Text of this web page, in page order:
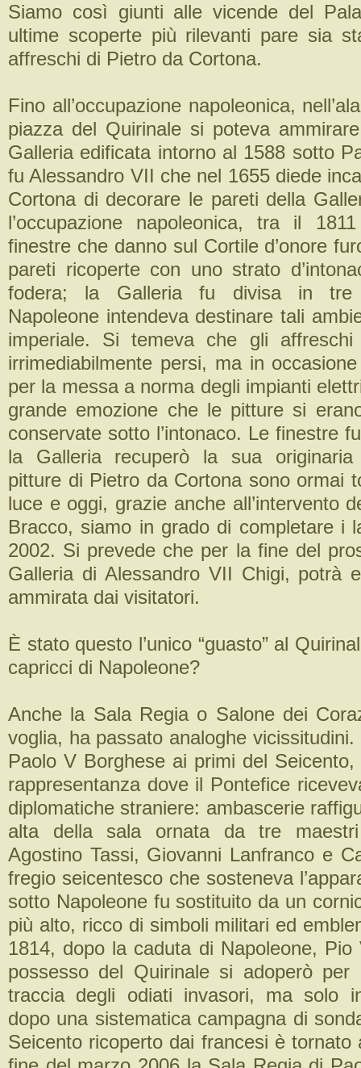
Siamo così giunti alle vicende del
ultime scoperte più rilevanti pare sia
affreschi di Pietro da Cortona.
Fino all’occupazione napoleonica,
piazza del Quirinale si poteva
Galleria edificata intorno al 1588 sotto
fu Alessandro VII che nel 1655 diede
Cortona di decorare le pareti della
l’occupazione napoleonica, tra il
finestre che danno sul Cortile d’onore
pareti ricoperte con uno strato
fodera; la Galleria fu divisa in tre
Napoleone intendeva destinare tali
imperiale. Si temeva che gli affreschi
irrimediabilmente persi, ma in
per la messa a norma degli impianti
grande emozione che le pitture si
conservate sotto l’intonaco. Le finestre
la Galleria recuperò la sua originaria
pitture di Pietro da Cortona sono ormai
luce e oggi, grazie anche all’intervento
Bracco, siamo in grado di completare i
2002. Si prevede che per la fine del
Galleria di Alessandro VII Chigi, potrà
ammirata dai visitatori.
È stato questo l’unico “guasto” al
capricci di Napoleone?
Anche la Sala Regia o Salone dei
voglia, ha passato analoghe
Paolo V Borghese ai primi del
rappresentanza dove il Pontefice
diplomatiche straniere: ambascerie
alta della sala ornata da tre
Agostino Tassi, Giovanni Lanfranco e
fregio seicentesco che sosteneva
sotto Napoleone fu sostituito da un
più alto, ricco di simboli militari ed
1814, dopo la caduta di Napoleone, Pio
possesso del Quirinale si adoperò per
traccia degli odiati invasori, ma solo
dopo una sistematica campagna di
Seicento ricoperto dai francesi è tornato